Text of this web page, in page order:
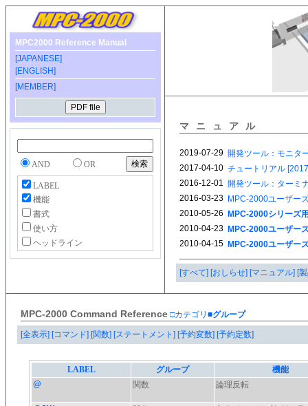
MPC2000 Reference Manual
[JAPANESE]
[ENGLISH]
[MEMBER]
AND OR
LABEL
機能
書式
使い方
ヘッドライン
マニュアル
[すべて] [おしらせ] [マニュアル] [
MPC-2000 Command Reference □カテゴリ ■グループ
[全表示] [コマンド] [関数] [ステートメント] [予約変数] [予約定数]